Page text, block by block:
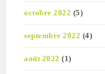
octobre 2022 (5)
septembre 2022 (4)
août 2022 (1)